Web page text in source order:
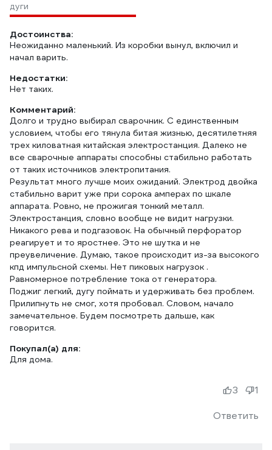
дуги
Достоинства:
Неожиданно маленький. Из коробки вынул, включил и
начал варить.
Недостатки:
Нет таких.
Комментарий:
Долго и трудно выбирал сварочник. С единственным
условием, чтобы его тянула битая жизнью, десятилетняя
трех киловатная китайская электростанция. Далеко не
все сварочные аппараты способны стабильно работать
от таких источников электропитания.
Результат много лучше моих ожиданий. Электрод двойка
стабильно варит уже при сорока амперах по шкале
аппарата. Ровно, не прожигая тонкий металл.
Электростанция, словно вообще не видит нагрузки.
Никакого рева и подгазовок. На обычный перфоратор
реагирует и то яростнее. Это не шутка и не
преувеличение. Думаю, такое происходит из-за высокого
кпд импульсной схемы. Нет пиковых нагрузок .
Равномерное потребление тока от генератора.
Поджиг легкий, дугу поймать и удерживать без проблем.
Прилипнуть не смог, хотя пробовал. Словом, начало
замечательное. Будем посмотреть дальше, как
говорится.
Покупал(а) для:
Для дома.
Ответить
3 1